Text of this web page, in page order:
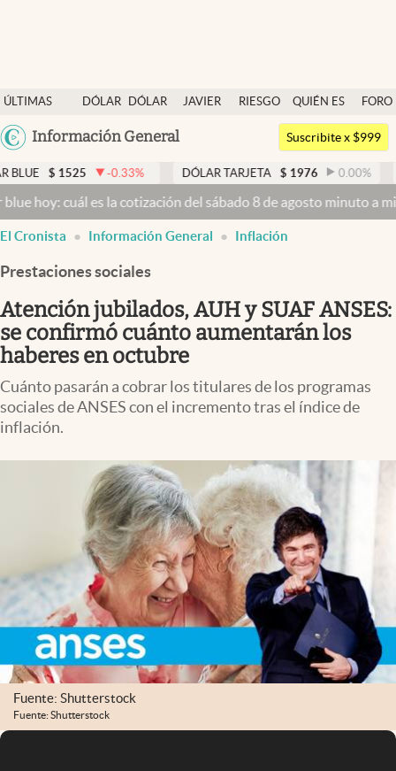
ÚLTIMAS
NOTICIAS
DÓLAR
DÓLAR
JAVIER
RIESGO
QUIÉN ES
QUIÉN
FORO
Argentina
México
Información General
Dólar
Members
Economía y Política
Finanzas y Mercados
Mercados Online
Negocios
Columnistas
Otras secciones
Infotechnology
Eventos Corporativos
El Cronista Studio
Mediakit
abre en nueva pestaña
Argentina
Suscribite x $999
-0.33% DÓLAR TARJETA $ 1976 0.00% DÓLAR
es la cotización del sábado 8 de agosto minuto a minutoDólar
El Cronista Información General Inflación
Prestaciones sociales
Atención jubilados, AUH y SUAF ANSES:
se confirmó cuánto aumentarán los
haberes en octubre
Cuánto pasarán a cobrar los titulares de los programas
sociales de ANSES con el incremento tras el índice de
inflación.
Fuente: Shutterstock
Fuente: Shutterstock